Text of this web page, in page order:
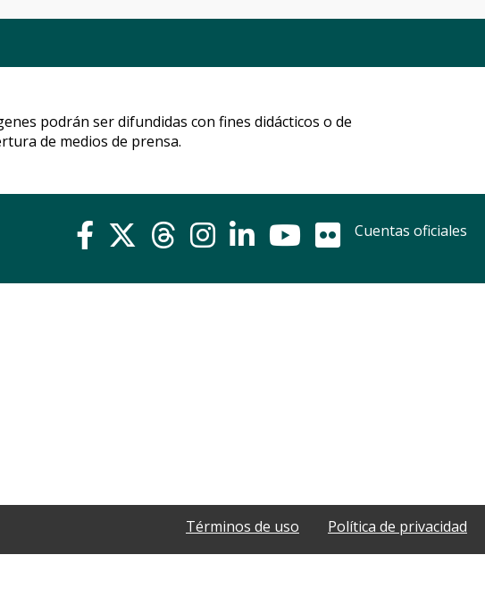
Cuentas oficiales
Términos de uso Política de privacidad